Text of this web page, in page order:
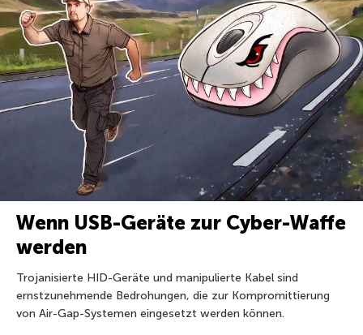
Wenn USB-Geräte zur Cyber-Waffe
werden
Trojanisierte HID-Geräte und manipulierte Kabel sind
ernstzunehmende Bedrohungen, die zur Kompromittierung
von Air-Gap-Systemen eingesetzt werden können.